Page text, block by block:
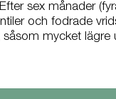
sex månader
och fodrade
mycket lägre